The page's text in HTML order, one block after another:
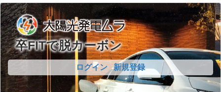
卒FITで脱カーボン
ログイン 新規登録